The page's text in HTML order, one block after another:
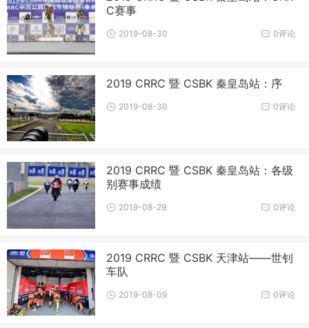
C赛事
0评论
2019-08-30
2019 CRRC 暨 CSBK 秦皇岛站：序
0评论
2019-08-30
2019 CRRC 暨 CSBK 秦皇岛站：各级
别赛事成绩
0评论
2019-08-29
2019 CRRC 暨 CSBK 天津站——世钊
车队
0评论
2019-08-09